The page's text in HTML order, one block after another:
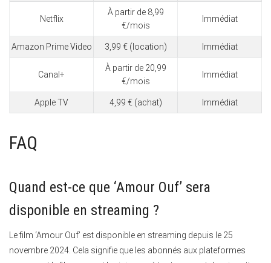
Netflix
À partir de 8,99
€/mois
Immédiat
Amazon Prime Video 3,99 € (location) Immédiat
Canal+
À partir de 20,99
€/mois
Immédiat
Apple TV 4,99 € (achat) Immédiat
FAQ
Quand est-ce que ‘Amour Ouf’ sera
disponible en streaming ?
Le film ‘Amour Ouf’ est disponible en streaming depuis le 25
novembre 2024. Cela signifie que les abonnés aux plateformes